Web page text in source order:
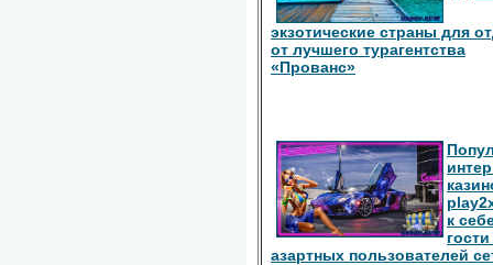
экзотические страны для
от лучшего турагентства
«Прованс»
к
азартных пользователей